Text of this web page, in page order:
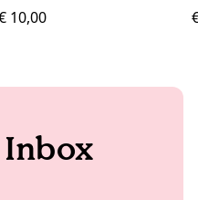
10,00
Inbox